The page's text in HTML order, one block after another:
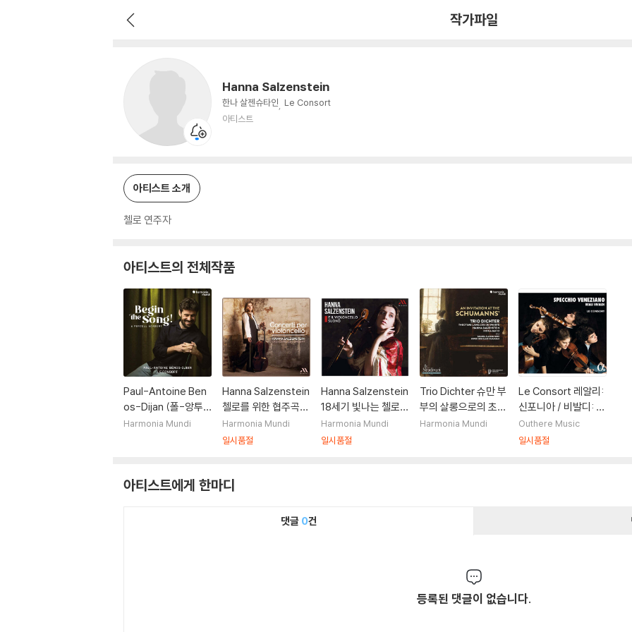
작가파일
Hanna Salzenstein
한나 살젠슈타인
Le Consort
아티스트
아티스트 소개
첼로 연주자
아티스트의 전체작품
Paul-Antoine Ben
os-Dijan (폴-앙투
안 베노스-지앙) - 노
ademy)
Harmonia Mundi
Hanna Salzenstein
첼로를 위한 협주곡
(Concerti Per Viol
oncello)
Harmonia Mundi
일시품절
Hanna Salzenstein
18세기 빛나는 첼로
명곡 모음집 (E Il Viol
oncello Suono)
Harmonia Mundi
일시품절
Trio Dichter 슈만 부
부의 살롱으로의 초대
(An Invitation At T
Harmonia Mundi
Le Consort 레알리:
신포니아 / 비발디: 소
나타 외 (Reali: Sinfo
nias / Vivaldi: Sona
Outhere Music
일시품절
아티스트에게 한마디
댓글 0건
등록된 댓글이 없습니다.